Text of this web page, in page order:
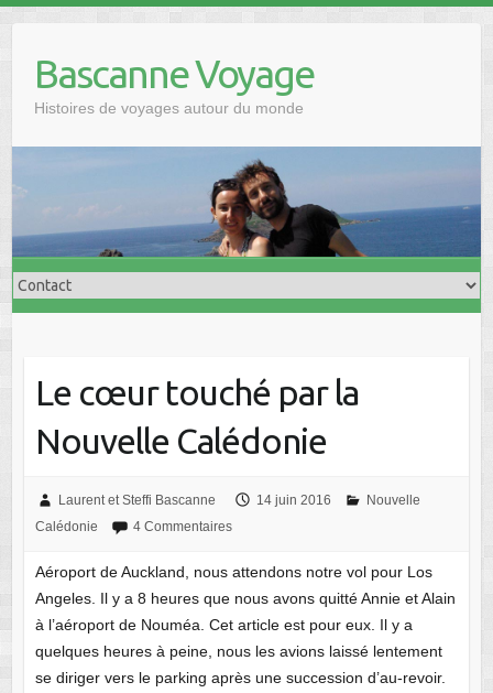
contentBascanne Voyage
Histoires de voyages autour du monde
Le cœur touché par la
Nouvelle Calédonie
Laurent et Steffi Bascanne 14 juin 2016
Nouvelle
Calédonie
4 Commentaires
Aéroport de Auckland, nous attendons notre vol pour Los
Angeles. Il y a 8 heures que nous avons quitté Annie et Alain
à l’aéroport de Nouméa. Cet article est pour eux. Il y a
quelques heures à peine, nous les avions laissé lentement
se diriger vers le parking après une succession d’au-revoir.